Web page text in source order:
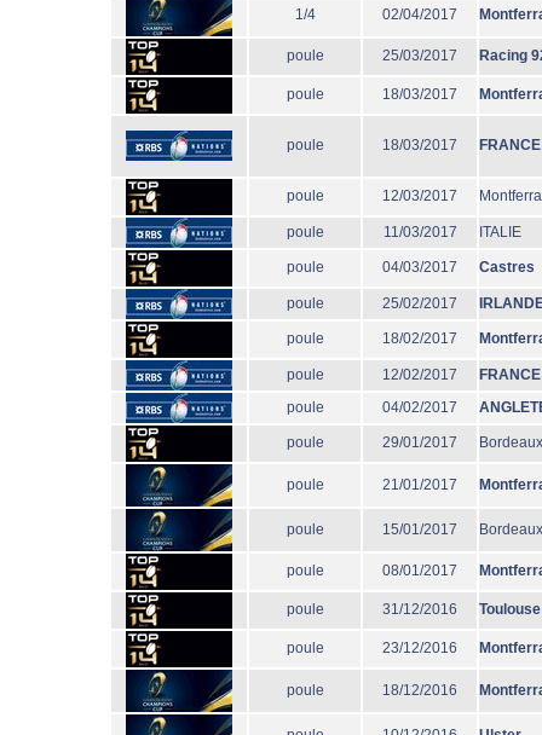
1/4 02/04/2017
poule 25/03/2017 Racing
poule 18/03/2017
poule 18/03/2017 FRANCE
poule 12/03/2017
poule 11/03/2017 ITALIE
poule 04/03/2017 Castres
poule 25/02/2017
poule 18/02/2017
poule 12/02/2017
FRANCE
poule
04/02/2017
poule 29/01/2017
poule 21/01/2017
poule 15/01/2017
poule 08/01/2017
poule 31/12/2016 Toulouse
poule 23/12/2016
poule 18/12/2016